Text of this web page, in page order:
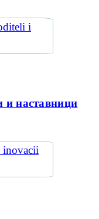
и наставници